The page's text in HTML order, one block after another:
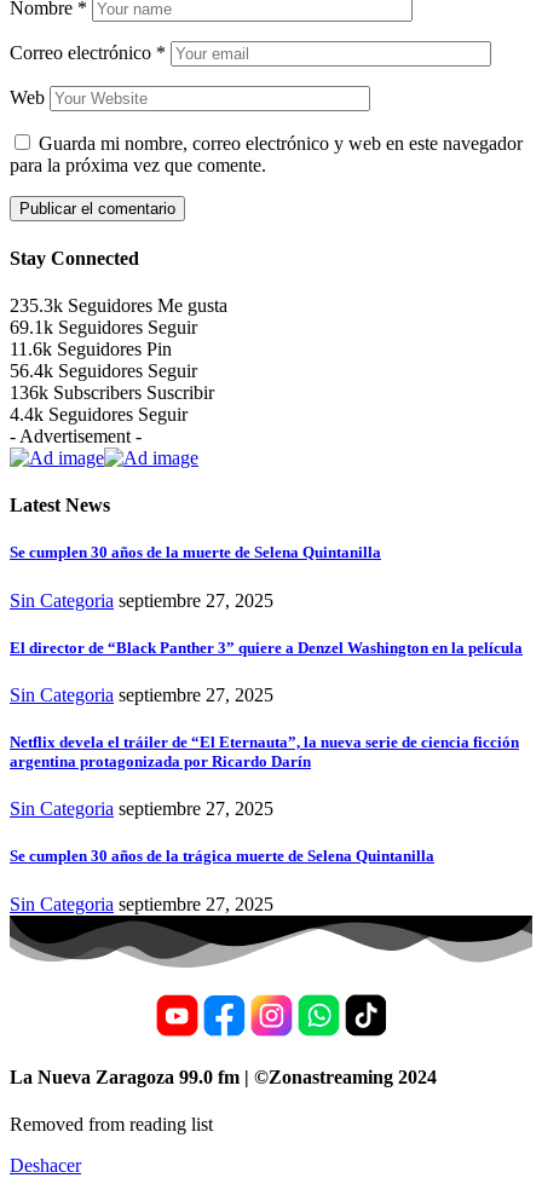
Nombre *
Correo electrónico *
Web
Guarda mi nombre, correo electrónico y web en este navegador
para la próxima vez que comente.
Stay Connected
235.3k Seguidores Me gusta
69.1k Seguidores Seguir
11.6k Seguidores Pin
56.4k Seguidores Seguir
136k Subscribers Suscribir
4.4k Seguidores Seguir
- Advertisement -
Latest News
Se cumplen 30 años de la muerte de Selena Quintanilla
Sin Categoria septiembre 27, 2025
El director de “Black Panther 3” quiere a Denzel Washington en la película
Sin Categoria septiembre 27, 2025
Netflix devela el tráiler de “El Eternauta”, la nueva serie de ciencia ficción
argentina protagonizada por Ricardo Darín
Sin Categoria septiembre 27, 2025
Se cumplen 30 años de la trágica muerte de Selena Quintanilla
Sin Categoria septiembre 27, 2025
La Nueva Zaragoza 99.0 fm | ©Zonastreaming 2024
Removed from reading list
Deshacer